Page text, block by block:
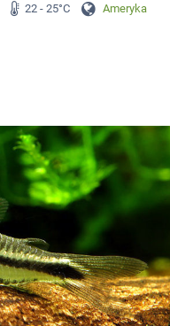
22 - 25°C Ameryka Płd.